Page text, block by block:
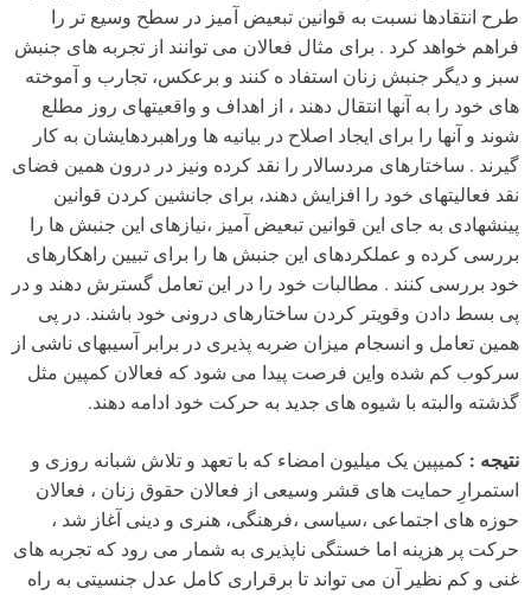
طرح انتقادها نسبت به قوانین تبعیض آمیز در سطح وسیع تر را
فراهم خواهد کرد . برای مثال فعالان می توانند از تجربه های جنبش
سبز و دیگر جنبش زنان استفاد ه کنند و برعکس، تجارب و آموخته
های خود را به آنها انتقال دهند ، از اهداف و واقعیتهای روز مطلع
شوند و آنها را برای ایجاد اصلاح در بیانیه ها وراهبردهایشان به کار
گیرند . ساختارهای مردسالار را نقد کرده ونیز در درون همین فضای
نقد فعالیتهای خود را افزایش دهند، برای جانشین کردن قوانین
پینشهادی به جای این قوانین تبعیض آمیز ،نیازهای این جنبش ها را
بررسی کرده و عملکردهای این جنبش ها را برای تبیین راهکارهای
خود بررسی کنند . مطالبات خود را در این تعامل گسترش دهند و در
پی بسط دادن وقویتر کردن ساختارهای درونی خود باشند. در پی
همین تعامل و انسجام میزان ضربه پذیری در برابر آسیبهای ناشی از
سرکوب کم شده واین فرصت پیدا می شود که فعالان کمپین مثل
گذشته والبته با شیوه های جدید به حرکت خود ادامه دهند.
نتیجه : کمیپین یک میلیون امضاء که با تعهد و تلاش شبانه روزی و
استمرارِ حمایت های قشر وسیعی از فعالان حقوق زنان ، فعالان
حوزه های اجتماعی ،سیاسی ،فرهنگی، هنری و دینی آغاز شد ،
حرکت پر هزینه اما خستگی ناپذیری به شمار می رود که تجربه های
غنی و کم نظیر آن می تواند تا برقراری کامل عدل جنسیتی به راه